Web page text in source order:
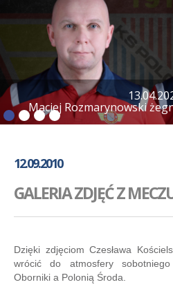
HOME
KLUB
BIZNES
SENIORZY
SENIORKI
BILETY
KONTAKT
SKLEP
12.09.2010
GALERIA ZDJĘĆ Z
Dzięki zdjęciom Czesława
wrócić do atmosfery
Oborniki a Polonią Środa.